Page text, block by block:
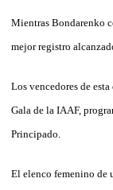
Mientras Bondarenko
mejor registro
Los vencedores de
Gala de la IAAF,
Principado.
El elenco femenino de